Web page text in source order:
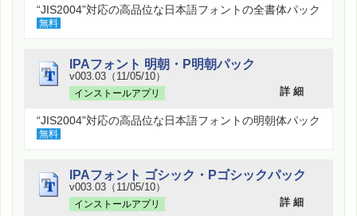
“JIS2004”対応の高品位な日本語フォントの全書体パック
無料
IPAフォント 明朝・P明朝パック
v003.03（11/05/10）
インストールアプリ
詳 細
“JIS2004”対応の高品位な日本語フォントの明朝体パック
無料
IPAフォント ゴシック・Pゴシックパック
v003.03（11/05/10）
インストールアプリ
詳 細